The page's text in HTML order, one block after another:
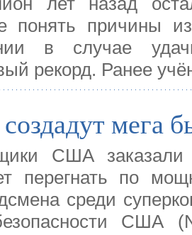
понять причины
в случае
рекорд. Ранее
мега
США заказали
перегнать по
среди
США